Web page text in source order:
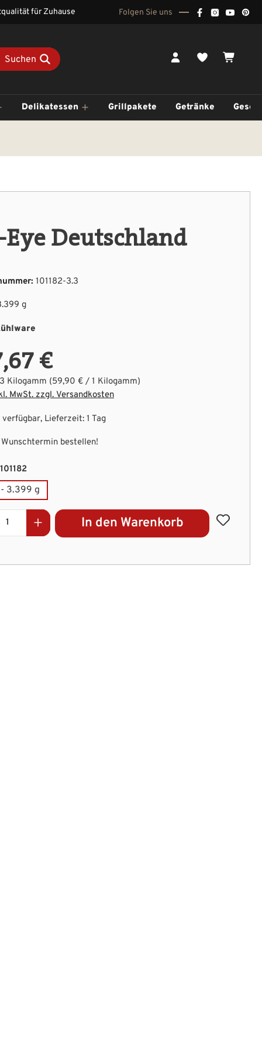
für Zuhause Folgen Sie uns
Suchen Du hast 0
Delikatessen Grillpakete Getränke
Eye Deutschland
101182-3.3
g
€
Kilogamm (59,90 € / 1 Kilogamm)
MwSt. zzgl. Versandkosten
Lieferzeit: 1 Tag
bestellen!
auswählen
3.399 g
Anzahl: Gib den gewünschten Wert
In den Warenkorb